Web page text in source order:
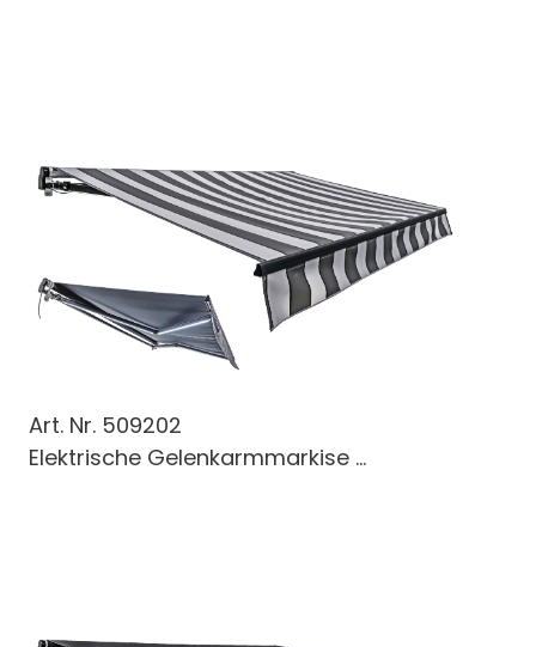
Art. Nr. 509202
Elektrische Gelenkarmmarkise ...